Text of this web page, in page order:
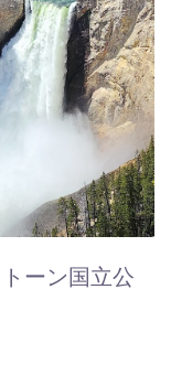
ーン国立公